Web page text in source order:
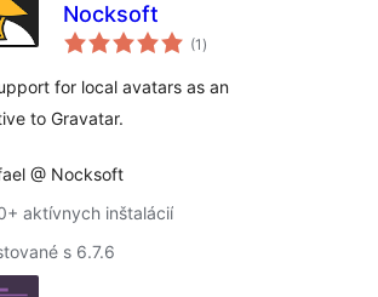
Nocksoft
(1 celkové
hodnotenie
)
for local avatars as an
to Gravatar.
@ Nocksoft
aktívnych inštalácií
s 6.7.6